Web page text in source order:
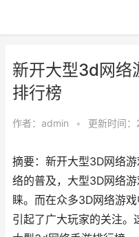
新开大型3d网络
排行榜
作者： admin • 更新时间
摘要：新开大型3D网络
络的普及，大型3D网络
睐。而在众多3D网络游
引起了广大玩家的关注